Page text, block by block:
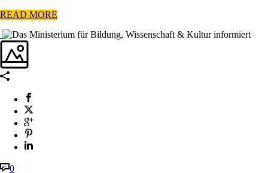
READ MORE
0